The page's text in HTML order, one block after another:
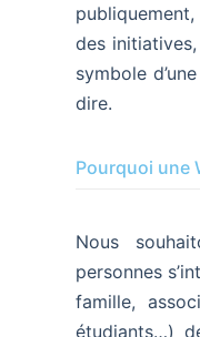
des
symbole
dire.
Pourquoi une
Nous
personnes
famille,
étudiants…)